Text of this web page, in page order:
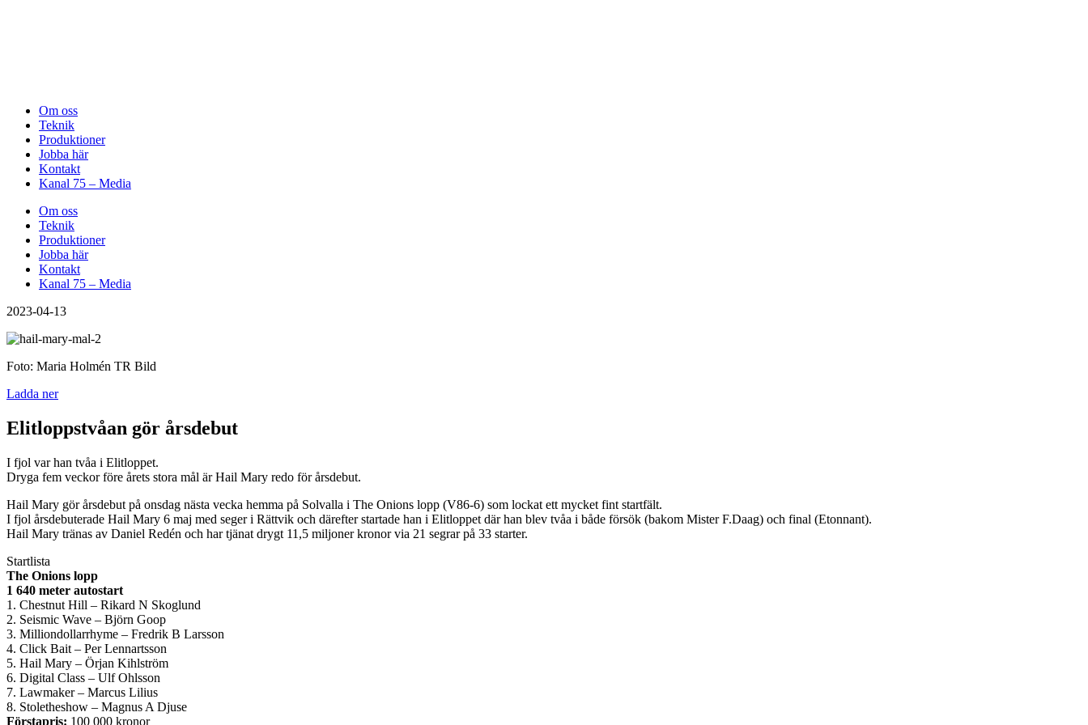
Om oss
Teknik
Produktioner
Jobba här
Kontakt
Kanal 75 – Media
Om oss
Teknik
Produktioner
Jobba här
Kontakt
Kanal 75 – Media
2023-04-13
Foto: Maria Holmén TR Bild
Ladda ner
Elitloppstvåan gör årsdebut
I fjol var han tvåa i Elitloppet.
Dryga fem veckor före årets stora mål är Hail Mary redo för årsdebut.
Hail Mary gör årsdebut på onsdag nästa vecka hemma på Solvalla i The Onions lopp (V86-6) som lockat ett mycket fint startfält.
I fjol årsdebuterade Hail Mary 6 maj med seger i Rättvik och därefter startade han i Elitloppet där han blev tvåa i både försök (bakom Mister F.Daag) och final (Etonnant).
Hail Mary tränas av Daniel Redén och har tjänat drygt 11,5 miljoner kronor via 21 segrar på 33 starter.
Startlista
The Onions lopp
1 640 meter autostart
1. Chestnut Hill – Rikard N Skoglund
2. Seismic Wave – Björn Goop
3. Milliondollarrhyme – Fredrik B Larsson
4. Click Bait – Per Lennartsson
5. Hail Mary – Örjan Kihlström
6. Digital Class – Ulf Ohlsson
7. Lawmaker – Marcus Lilius
8. Stoletheshow – Magnus A Djuse
Förstapris: 100 000 kronor